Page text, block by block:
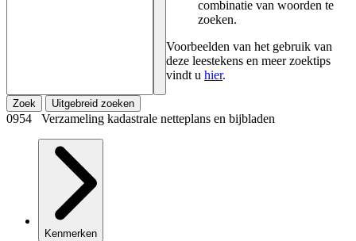
combinatie van woorden te
zoeken.
Voorbeelden van het gebruik van
deze leestekens en meer zoektips
vindt u hier.
Zoek Uitgebreid zoeken
0954 Verzameling kadastrale netteplans en bijbladen
Kenmerken